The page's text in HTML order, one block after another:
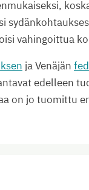
vahingoittua
ja Venäjän
edelleen
on jo tuomittu